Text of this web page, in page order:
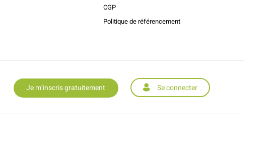
CGP
Politique de référencement
Je m’inscris gratuitement Se connecter